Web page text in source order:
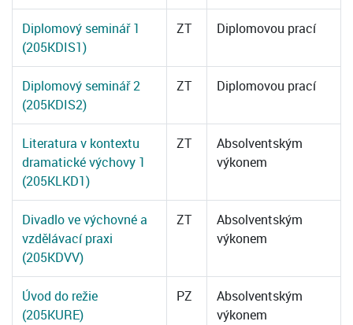
Diplomový seminář 1
(205KDIS1)
ZT Diplomovou prací
Diplomový seminář 2
(205KDIS2)
ZT Diplomovou prací
Literatura v kontextu
dramatické výchovy 1
(205KLKD1)
ZT
Absolventským
výkonem
Divadlo ve výchovné a
vzdělávací praxi
(205KDVV)
ZT
Absolventským
výkonem
Úvod do režie
(205KURE)
PZ
Absolventským
výkonem